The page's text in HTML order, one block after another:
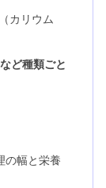
カリウム
ど種類ごと
の幅と栄養